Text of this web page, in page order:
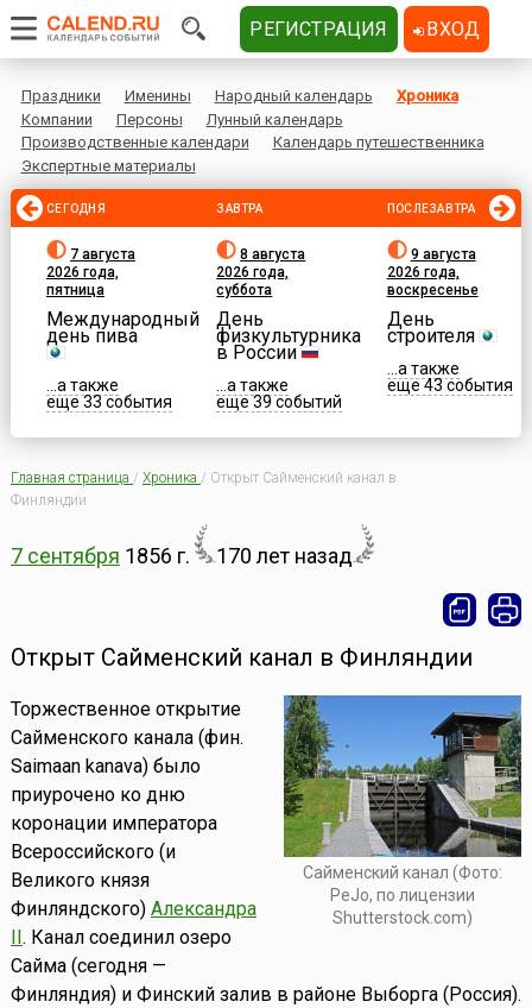
Праздники Именины Народный календарь
Хроника
Компании
Персоны
Лунный календарь
Производственные календари
Календарь путешественника
Экспертные материалы
СЕГОДНЯ
7 августа
2026 года,
пятница
Международный
день пива
...а также
еще 33 события
ЗАВТРА
8 августа
2026 года,
суббота
День
физкультурника
в России
...а также
еще 39 событий
ПОСЛЕЗАВТРА
9 августа
2026 года,
воскресенье
День
строителя
...а также
еще 43 события
Главная страница / Хроника / Открыт Сайменский канал в
Финляндии
7 сентября 1856 г. 170 лет назад
Открыт Сайменский канал в Финляндии
Сайменский канал (Фото:
PeJo, по лицензии
Shutterstock.com)
Торжественное открытие
Сайменского канала (фин.
Saimaan kanava) было
приурочено ко дню
коронации императора
Всероссийского (и
Великого князя
Финляндского) Александра
. Канал соединил озеро
Сайма (сегодня —
Финляндия) и Финский залив в районе Выборга (Россия).
РЕГИСТРАЦИЯ ВХОД